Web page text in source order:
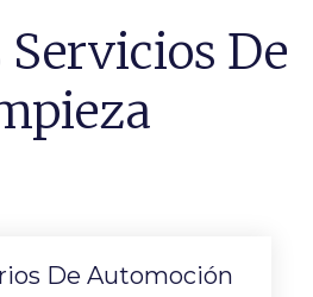
De
De Automoción